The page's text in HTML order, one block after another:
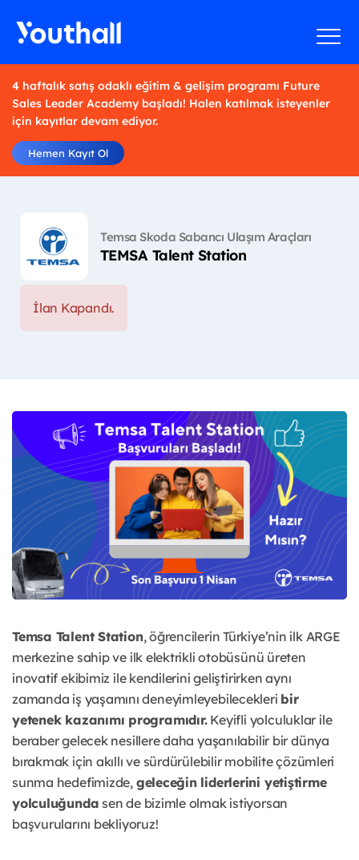
4 haftalık satış odaklı eğitim & gelişim programı Future
Sales Leader Academy başladı! Halen katılmak isteyenler
için kayıtlar devam ediyor.
Hemen Kayıt Ol
Temsa Skoda Sabancı Ulaşım Araçları
TEMSA Talent Station
İlan Kapandı.
Temsa Talent Station, öğrencilerin Türkiye’nin ilk ARGE
merkezine sahip ve ilk elektrikli otobüsünü üreten
inovatif ekibimiz ile kendilerini geliştirirken aynı
zamanda iş yaşamını deneyimleyebilecekleri bir
yetenek kazanımı programıdır.Keyifli yolculuklar ile
beraber gelecek nesillere daha yaşanılabilir bir dünya
bırakmak için akıllı ve sürdürülebilir mobilite çözümleri
sunma hedefimizde, geleceğin liderlerini yetiştirme
yolculuğunda sen de bizimle olmak istiyorsan
başvurularını bekliyoruz!